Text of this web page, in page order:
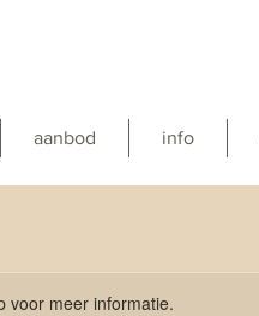
aanbod info
voor meer informatie.